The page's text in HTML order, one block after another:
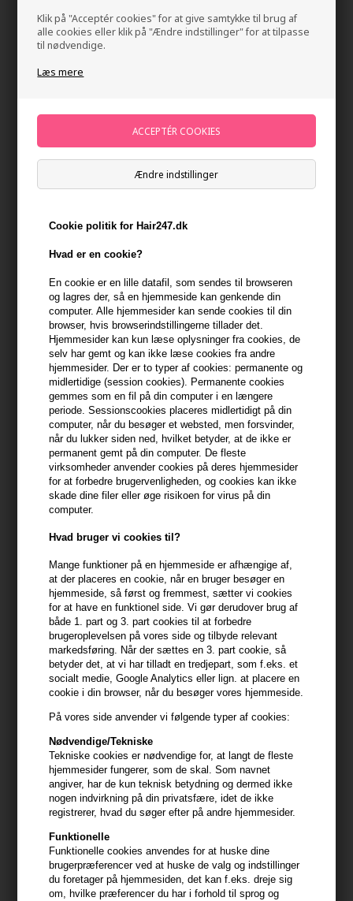
Klik på "Acceptér cookies" for at give samtykke til brug af
alle cookies eller klik på "Ændre indstillinger" for at tilpasse
til nødvendige.
Læs mere
Ændre indstillinger
Cookie politik for Hair247.dk
Hvad er en cookie?
En cookie er en lille datafil, som sendes til browseren
og lagres der, så en hjemmeside kan genkende din
computer. Alle hjemmesider kan sende cookies til din
browser, hvis browserindstillingerne tillader det.
Hjemmesider kan kun læse oplysninger fra cookies, de
selv har gemt og kan ikke læse cookies fra andre
hjemmesider. Der er to typer af cookies: permanente og
midlertidige (session cookies). Permanente cookies
gemmes som en fil på din computer i en længere
periode. Sessionscookies placeres midlertidigt på din
computer, når du besøger et websted, men forsvinder,
når du lukker siden ned, hvilket betyder, at de ikke er
permanent gemt på din computer. De fleste
virksomheder anvender cookies på deres hjemmesider
for at forbedre brugervenligheden, og cookies kan ikke
skade dine filer eller øge risikoen for virus på din
computer.
Hvad bruger vi cookies til?
Mange funktioner på en hjemmeside er afhængige af,
at der placeres en cookie, når en bruger besøger en
hjemmeside, så først og fremmest, sætter vi cookies
for at have en funktionel side. Vi gør derudover brug af
både 1. part og 3. part cookies til at forbedre
brugeroplevelsen på vores side og tilbyde relevant
markedsføring. Når der sættes en 3. part cookie, så
betyder det, at vi har tilladt en tredjepart, som f.eks. et
socialt medie, Google Analytics eller lign. at placere en
cookie i din browser, når du besøger vores hjemmeside.
På vores side anvender vi følgende typer af cookies:
Nødvendige/Tekniske
Tekniske cookies er nødvendige for, at langt de fleste
hjemmesider fungerer, som de skal. Som navnet
angiver, har de kun teknisk betydning og dermed ikke
nogen indvirkning på din privatsfære, idet de ikke
registrerer, hvad du søger efter på andre hjemmesider.
Funktionelle
Funktionelle cookies anvendes for at huske dine
brugerpræferencer ved at huske de valg og indstillinger
du foretager på hjemmesiden, det kan f.eks. dreje sig
om, hvilke præferencer du har i forhold til sprog og
UKLASH Hydra-Gel Eye Patches 60 pcs.
Mærker»UKLASH Vippe- og brynserum Brand:UKLASH
349,00
+
På lager- Leveringstid 1-2 dage
Du får 17 DKK til dit næste køb når du køber denne vare -Vis
Beskrivelse Anmeldelser
UKLASH Hydra-Gel Eye Patches 60 pcs. giver et friskere og mere
udhvilet udtryk omkring øjnene på få minutter. De fugtgivende
hydrogel eye patches hjælper med at pleje det sarte øjenområde
og efterlader huden glattere og mere velplejet. Friskhed du kan
se. Øjenområdet ser mere opfrisket og vågent ud.
Derfor virker den
- Intens fugt til øjenområdet
- Kølende og behagelig fornemmelse
- Hjælper med et friskere look
- Hydrogel-teknologi
- Praktiske enkeltdoser
Perfekt til dig der
- Ser træt ud omkring øjnene
- Ønsker ekstra fugtpleje
- Vil opfriske huden før makeup
Anvendelse
- Placér patches under øjnene
- Lad virke i 10-15 minutter
- Dup overskydende serum ind i huden
Størrelse: 60 pcs.
Produktinformation
- Produkt: UKLASH Hydra-Gel Eye Patches 60 pcs.
- Produkttype: fugtgivende eye patches
- Hårtype: alle hudtyper
- Effekt: fugt og opfriskning